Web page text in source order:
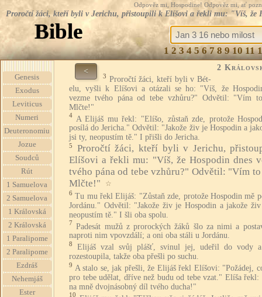
Odpověz mi, Hospodine! Odpověz mi, ať
Proročtí žáci, kteří byli v Jerichu, přistoupili k Elíšovi a řekli mu: "Víš, že
Bible
1 2 3 4 5 6 7 8 9 10 11
Genesis
Exodus
Leviticus
Numeri
Deuteronomiu
Jozue
Soudců
Rút
1 Samuelova
2 Samuelova
1 Královská
2 Královská
1 Paralipome
2 Paralipome
Ezdráš
Nehemjáš
Ester
< 2
3 Proročtí žáci, kteří byli v Bét-
elu, vyšli k Elíšovi a otázali se ho: "Víš, že
vezme tvého pána od tebe vzhůru?" Odvětil: "Vím
Mlčte!"
4 A Elijáš mu řekl: "Elíšo, zůstaň zde, protože
posílá do Jericha." Odvětil: "Jakože živ je Hospodin a
jsi ty, neopustím tě." I přišli do Jericha.
5
Proročtí žáci, kteří byli v Jerichu,
Elíšovi a řekli mu: "Víš, že Hospodin dnes
tvého pána od tebe vzhůru?" Odvětil: "Vím to
Mlčte!"
☆
6 Tu mu řekl Elijáš: "Zůstaň zde, protože Hospodin mě
Jordánu." Odvětil: "Jakože živ je Hospodin a jakože
neopustím tě." I šli oba spolu.
7
Padesát mužů z prorockých žáků šlo za nimi a
naproti nim vpovzdálí; a oni oba stáli u Jordánu.
8
Elijáš vzal svůj plášť, svinul jej, udeřil do vody
rozestoupila, takže oba přešli po suchu.
9 A stalo se, jak přešli, že Elijáš řekl Elíšovi: "Požádej,
pro tebe udělat, dříve než budu od tebe vzat." Elíša
na mně dvojnásobný díl tvého ducha!"
10